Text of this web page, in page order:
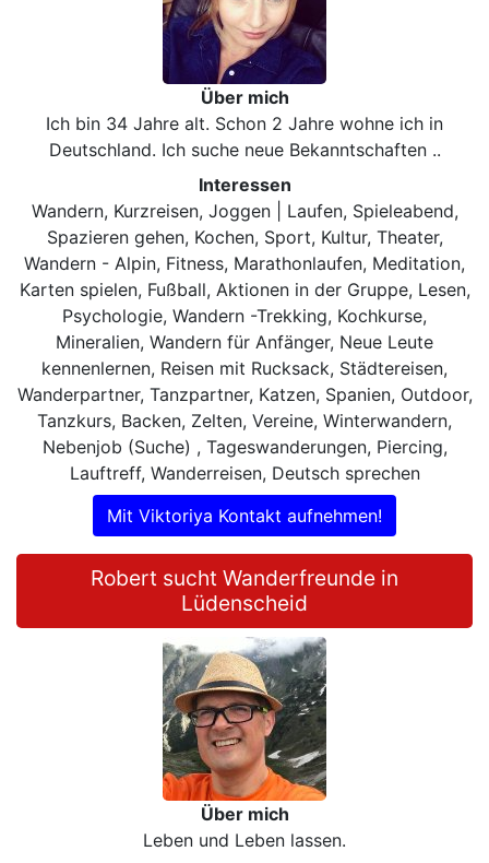
Über mich
Ich bin 34 Jahre alt. Schon 2 Jahre wohne ich in
Deutschland. Ich suche neue Bekanntschaften ..
Interessen
Wandern, Kurzreisen, Joggen | Laufen, Spieleabend,
Spazieren gehen, Kochen, Sport, Kultur, Theater,
Wandern - Alpin, Fitness, Marathonlaufen, Meditation,
Karten spielen, Fußball, Aktionen in der Gruppe, Lesen,
Psychologie, Wandern -Trekking, Kochkurse,
Mineralien, Wandern für Anfänger, Neue Leute
kennenlernen, Reisen mit Rucksack, Städtereisen,
Wanderpartner, Tanzpartner, Katzen, Spanien, Outdoor,
Tanzkurs, Backen, Zelten, Vereine, Winterwandern,
Nebenjob (Suche) , Tageswanderungen, Piercing,
Lauftreff, Wanderreisen, Deutsch sprechen
Mit Viktoriya Kontakt aufnehmen!
Robert sucht Wanderfreunde in
Lüdenscheid
Über mich
Leben und Leben lassen.